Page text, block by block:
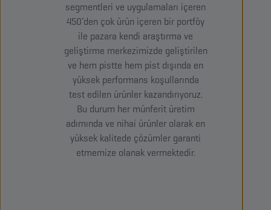
segmentleri ve uygulamaları içeren
450’den çok ürün içeren bir portföy
ile pazara kendi araştırma ve
geliştirme merkezimizde geliştirilen
ve hem pistte hem pist dışında en
yüksek performans koşullarında
test edilen ürünler kazandırıyoruz.
Bu durum her münferit üretim
adımında ve nihai ürünler olarak en
yüksek kalitede çözümler garanti
etmemize olanak vermektedir.